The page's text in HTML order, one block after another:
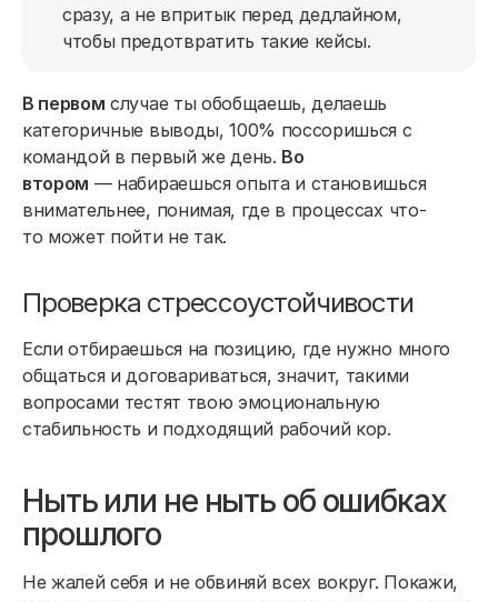
сразу, а не впритык перед дедлайном,
чтобы предотвратить такие кейсы.
В первом случае ты обобщаешь, делаешь
категоричные выводы, 100% поссоришься с
командой в первый же день. Во
втором — набираешься опыта и становишься
внимательнее, понимая, где в процессах что-
то может пойти не так.
Проверка стрессоустойчивости
Если отбираешься на позицию, где нужно много
общаться и договариваться, значит, такими
вопросами тестят твою эмоциональную
стабильность и подходящий рабочий кор.
Ныть или не ныть об ошибках
прошлого
Не жалей себя и не обвиняй всех вокруг. Покажи,